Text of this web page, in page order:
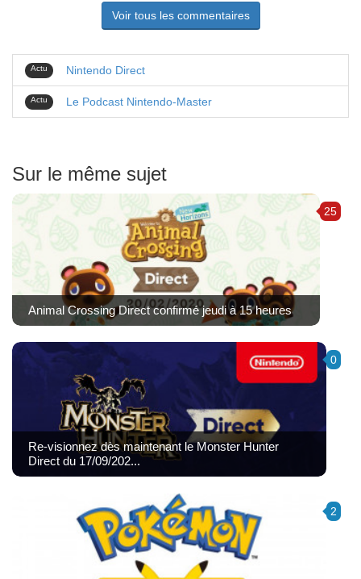
Voir tous les commentaires
Actu Nintendo Direct
Actu Le Podcast Nintendo-Master
Sur le même sujet
25
Animal Crossing Direct confirmé jeudi à 15 heures
0
Re-visionnez dès maintenant le Monster Hunter
Direct du 17/09/202...
2